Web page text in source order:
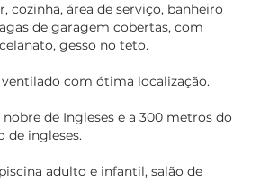
cozinha, área de serviço, banheiro
de garagem cobertas, com
gesso no teto.
com ótima localização.
nobre de Ingleses e a 300 metros do
de ingleses.
adulto e infantil, salão de